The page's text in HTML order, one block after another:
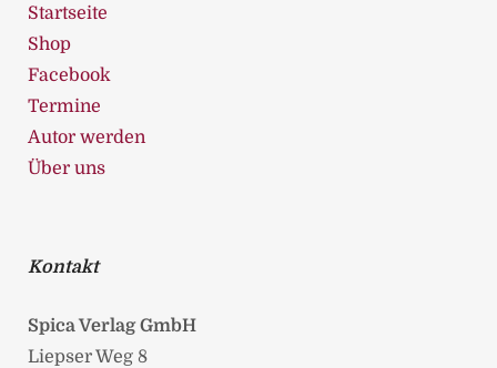
Startseite
Shop
Facebook
Termine
Autor werden
Über uns
Kontakt
Spica Verlag GmbH
Liepser Weg 8